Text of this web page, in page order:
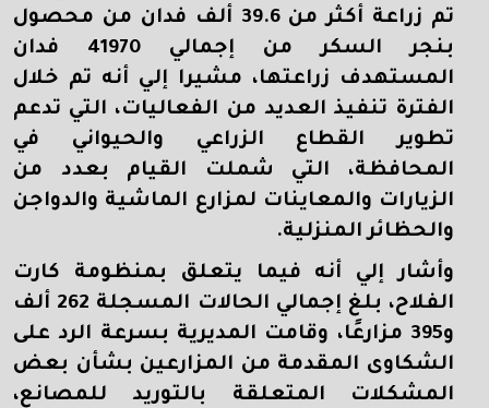
تم زراعة أكثر من 39.6 ألف فدان من محصول
بنجر السكر من إجمالي 41970 فدان
المستهدف زراعتها، مشيرا إلي أنه تم خلال
الفترة تنفيذ العديد من الفعاليات، التي تدعم
تطوير القطاع الزراعي والحيواني في
المحافظة، التي شملت القيام بعدد من
الزيارات والمعاينات لمزارع الماشية والدواجن
والحظائر المنزلية.
وأشار إلي أنه فيما يتعلق بمنظومة كارت
الفلاح، بلغ إجمالي الحالات المسجلة 262 ألف
و395 مزارعًا، وقامت المديرية بسرعة الرد على
الشكاوى المقدمة من المزارعين بشأن بعض
المشكلات المتعلقة بالتوريد للمصانع،